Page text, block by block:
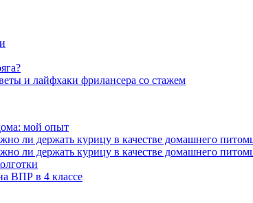
и лайфхаки фрилансера со стажем
мой опыт
ли держать курицу в качестве домашнего
ли держать курицу в качестве домашнего
ВПР в 4 классе